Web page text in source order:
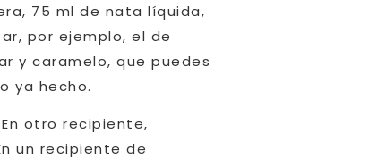
75 ml de nata líquida,
por ejemplo, el de
y caramelo, que puedes
ya hecho.
otro recipiente,
un recipiente de